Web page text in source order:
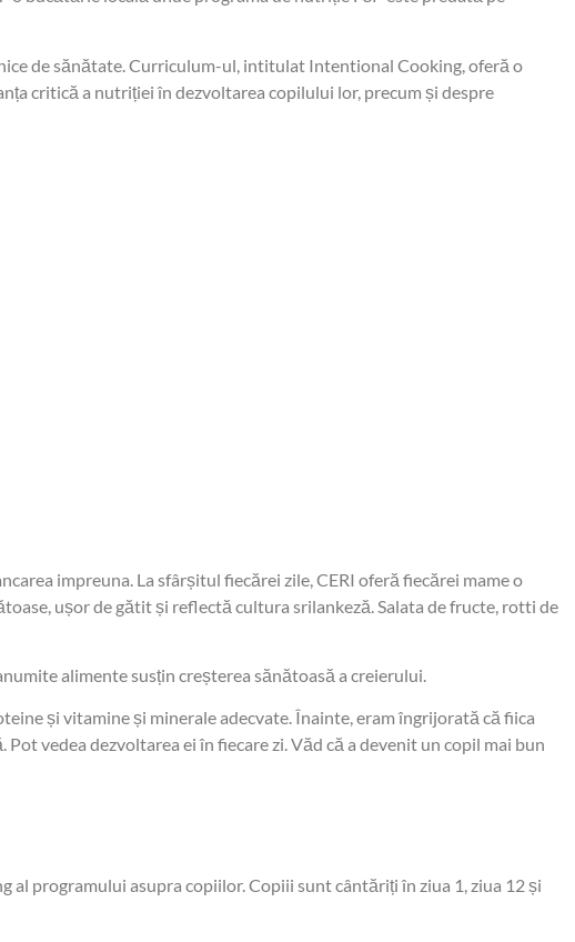
de sănătate. Curriculum-ul, intitulat Intentional Cooking, oferă o
critică a nutriției în dezvoltarea copilului lor, precum și despre
impreuna. La sfârșitul fiecărei zile, CERI oferă fiecărei mame o
ușor de gătit și reflectă cultura srilankeză. Salata de fructe, rotti de
alimente susțin creșterea sănătoasă a creierului.
și vitamine și minerale adecvate. Înainte, eram îngrijorată că fiica
vedea dezvoltarea ei în fiecare zi. Văd că a devenit un copil mai bun
programului asupra copiilor. Copiii sunt cântăriți în ziua 1, ziua 12 și